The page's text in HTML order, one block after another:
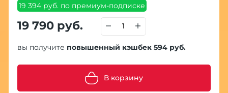
19 394 руб. по премиум-подписке
19 790 руб.
вы получите повышенный кэшбек 594 руб.
В корзину